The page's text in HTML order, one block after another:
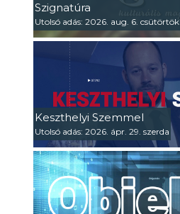
Szignatúra
Utolsó adás: 2026. aug. 6. csütörtök
Keszthelyi Szemmel
Utolsó adás: 2026. ápr. 29. szerda